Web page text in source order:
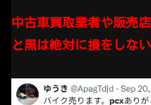
中古車買取業者や販売
と黒は絶対に損をしな